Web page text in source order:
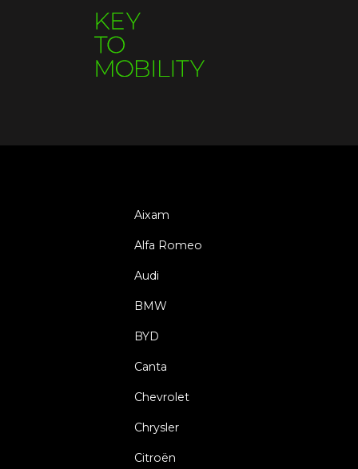
Aixam
Alfa Romeo
Audi
BMW
BYD
Canta
Chevrolet
Chrysler
Citroën